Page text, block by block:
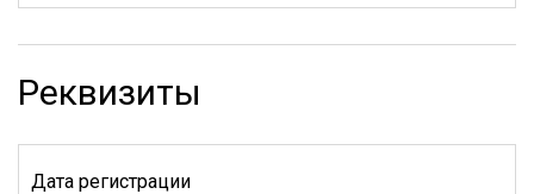
Реквизиты
Дата регистрации